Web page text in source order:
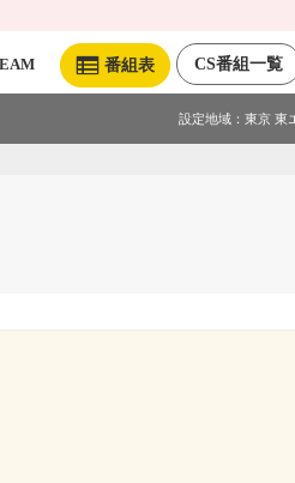
CS番組一覧
番組表
設定地域： 東京 東